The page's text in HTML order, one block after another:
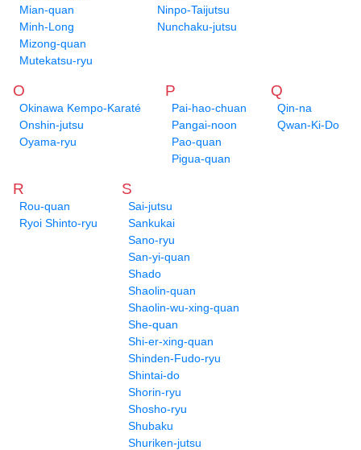
Mian-quan
Minh-Long
Mizong-quan
Mutekatsu-ryu
Ninpo-Taijutsu
Nunchaku-jutsu
O
Okinawa Kempo-Karaté
Onshin-jutsu
Oyama-ryu
P
Pai-hao-chuan
Pangai-noon
Pao-quan
Pigua-quan
Q
Qin-na
Qwan-Ki-Do
R
Rou-quan
Ryoi Shinto-ryu
S
Sai-jutsu
Sankukai
Sano-ryu
San-yi-quan
Shado
Shaolin-quan
Shaolin-wu-xing-quan
She-quan
Shi-er-xing-quan
Shinden-Fudo-ryu
Shintai-do
Shorin-ryu
Shosho-ryu
Shubaku
Shuriken-jutsu